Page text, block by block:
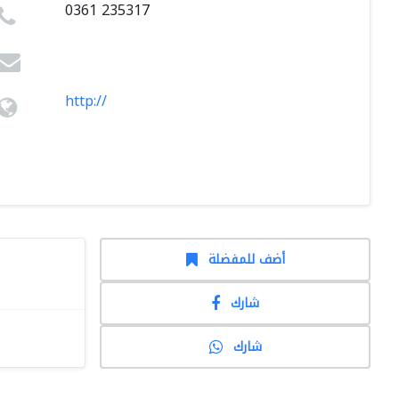
0361 235317
http://
أضف للمفضلة
شارك
شارك